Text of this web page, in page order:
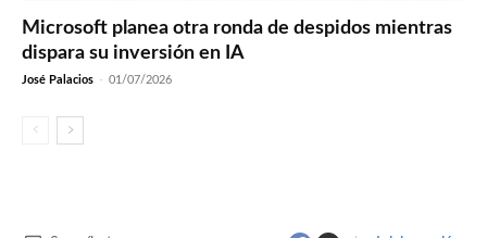
Microsoft planea otra ronda de despidos mientras
dispara su inversión en IA
José Palacios - 01/07/2026